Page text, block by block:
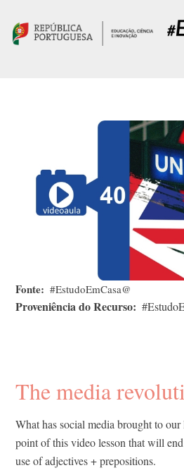
Fonte #EstudoEmCasa@
Proveniência do Recurso
The media
What has social media brought to
point of this video lesson that will
use of adjectives + prepositions.